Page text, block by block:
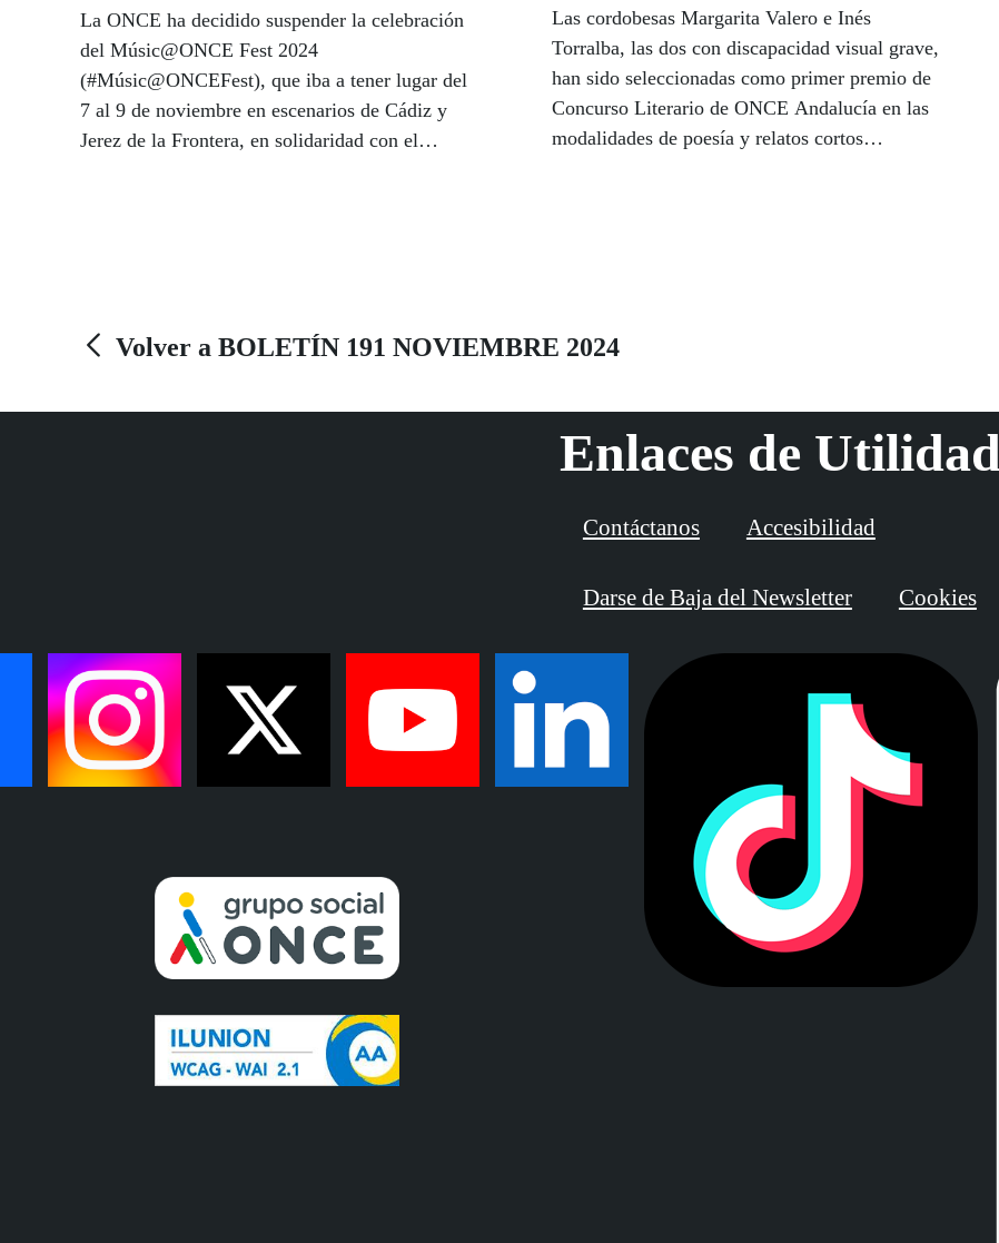
La ONCE ha decidido suspender la celebración
del Músic@ONCE Fest 2024
(#Músic@ONCEFest), que iba a tener lugar del
7 al 9 de noviembre en escenarios de Cádiz y
Jerez de la Frontera, en solidaridad con el
Las cordobesas Margarita Valero e Inés
Torralba, las dos con discapacidad visual grave,
han sido seleccionadas como primer premio de
Concurso Literario de ONCE Andalucía en las
modalidades de poesía y relatos cortos
Volver a BOLETÍN 191 NOVIEMBRE 2024
Enlaces de Utilidad
Contáctanos Accesibilidad
Darse de Baja del Newsletter Cookies